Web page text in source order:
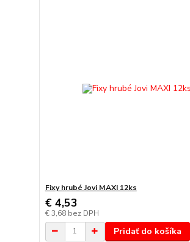
Fixy hrubé Jovi MAXI 12ks
€ 4,53
€ 3,68 bez DPH
Pridať do košíka